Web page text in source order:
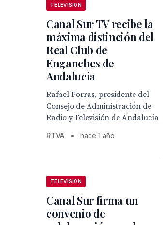
TELEVISION
Canal Sur TV recibe la
máxima distinción del
Real Club de
Enganches de
Andalucía
Rafael Porras, presidente del
Consejo de Administración de
Radio y Televisión de Andalucía
RTVA • hace 1 año
TELEVISION
Canal Sur firma un
convenio de